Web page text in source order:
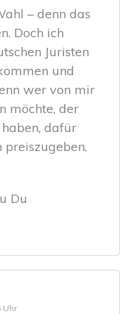
– denn das
Doch ich
Juristen
und
wer von mir
möchte, der
dafür
preiszugeben,
Du
Uhr